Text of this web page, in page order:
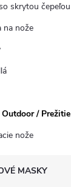
skrytou čepeľou
na nože
/ Prežitie
nože
MASKY